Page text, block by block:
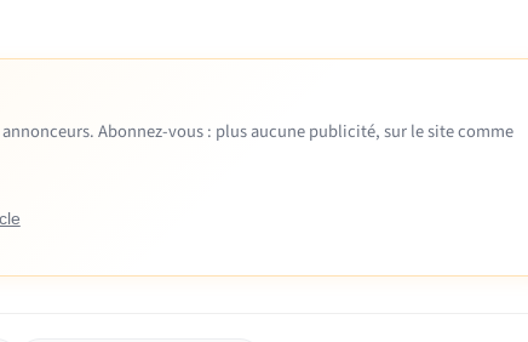
annonceurs. Abonnez-vous : plus aucune publicité, sur le site comme